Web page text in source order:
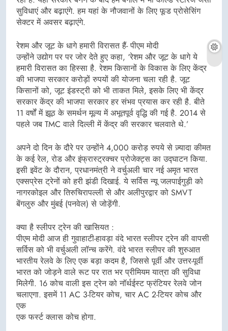
सुविधाएं और बढ़ाएंगे. हम यहां के नौजवानों के लिए फूड प्रोसेसिंग
सेक्टर में अवसर बढ़ाएंगे.
रेशम और जूट के धागे हमारी विरासत हैं- पीएम मोदी
उन्होंने उद्योग पर पर जोर देते हुए कहा, ‘रेशम और जूट के धागे ये
हमारी विरासत का हिस्सा है. रेशम किसानों के विकास के लिए केंद्र
की भाजपा सरकार करोड़ों रुपयों की योजना चला रही है. जूट
किसानों को, जूट इंडस्ट्री को भी ताकत मिले, इसके लिए भी केंद्र
सरकार केंद्र की भाजपा सरकार हर संभव प्रयास कर रही है. बीते
11 वर्षों में झूठ के समर्थन मूल्य में अभूतपूर्व वृद्धि की गई है. 2014 से
पहले जब TMC वाले दिल्ली में केंद्र की सरकार चलवाते थे.’
अपने दो दिन के दौरे पर उन्होंने 4,000 करोड़ रुपये से ज़्यादा कीमत
के कई रेल, रोड और इंफ्रास्ट्रक्चर प्रोजेक्ट्स का उद्घाटन किया.
इसी इवेंट के दौरान, प्रधानमंत्री ने वर्चुअली चार नई अमृत भारत
एक्सप्रेस ट्रेनों को हरी झंडी दिखाई. ये सर्विस न्यू जलपाईगुड़ी को
नागरकोइल और तिरुचिरापल्ली से और अलीपुरद्वार को SMVT
बेंगलुरु और मुंबई (पनवेल) से जोड़ेंगी.
क्या है स्लीपर ट्रेन की खासियत :
पीएम मोदी आज ही गुवाहाटी-हावड़ा वंदे भारत स्लीपर ट्रेन की वापसी
सर्विस को भी वर्चुअली लॉन्च करेंगे. वंदे भारत स्लीपर की शुरुआत
भारतीय रेलवे के लिए एक बड़ा कदम है, जिससे पूर्वी और उत्तर-पूर्वी
भारत को जोड़ने वाले रूट पर रात भर प्रीमियम यात्रा की सुविधा
मिलेगी. 16 कोच वाली इस ट्रेन को नॉर्थईस्ट फ्रंटियर रेलवे जोन
चलाएगा. इसमें 11 AC 3-टियर कोच, चार AC 2-टियर कोच और
एक
एक फर्स्ट क्लास कोच होगा.